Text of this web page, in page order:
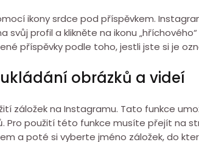
ikony srdce pod příspěvkem.
profil a klikněte na ikonu
příspěvky podle toho, jestli jste si je
obrázků a videí
záložek na Instagramu. Tato funkce
Pro použití této funkce musíte přejít na
a poté si vyberte jméno záložek, do